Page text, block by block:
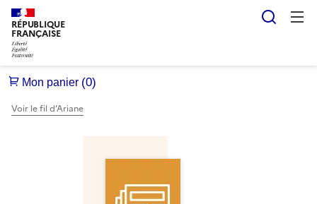
RÉPUBLIQUE
FRANÇAISE
Voir le fil d’Ariane